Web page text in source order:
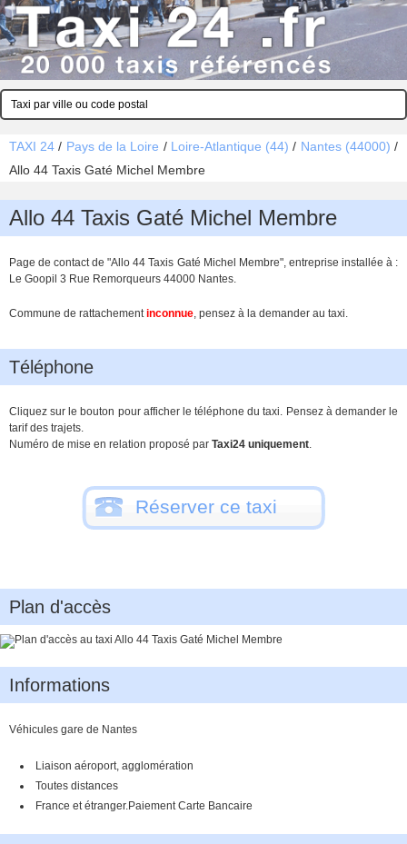
TAXI 24 / Pays de la Loire / Loire-Atlantique (44) / Nantes (44000) /
Allo 44 Taxis Gaté Michel Membre
Allo 44 Taxis Gaté Michel Membre
Page de contact de "Allo 44 Taxis Gaté Michel Membre", entreprise installée à :
Le Goopil 3 Rue Remorqueurs 44000 Nantes.
Commune de rattachementinconnue, pensez à la demander au taxi.
Téléphone
Cliquez sur le bouton pour afficher le téléphone du taxi. Pensez à demander le
tarif des trajets.
Numéro de mise en relation proposé par Taxi24 uniquement.
Réserver ce taxi
Plan d'accès
Informations
Véhicules gare de Nantes
Liaison aéroport, agglomération
Toutes distances
France et étranger.Paiement Carte Bancaire